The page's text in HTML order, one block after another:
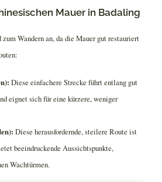
Mauer in Badaling
Wandern an, da die Mauer gut restauriert
Diese einfachere Strecke führt entlang gut
eignet sich für eine kürzere, weniger
Diese herausfordernde, steilere Route ist
beeindruckende Aussichtspunkte,
Wachtürmen.